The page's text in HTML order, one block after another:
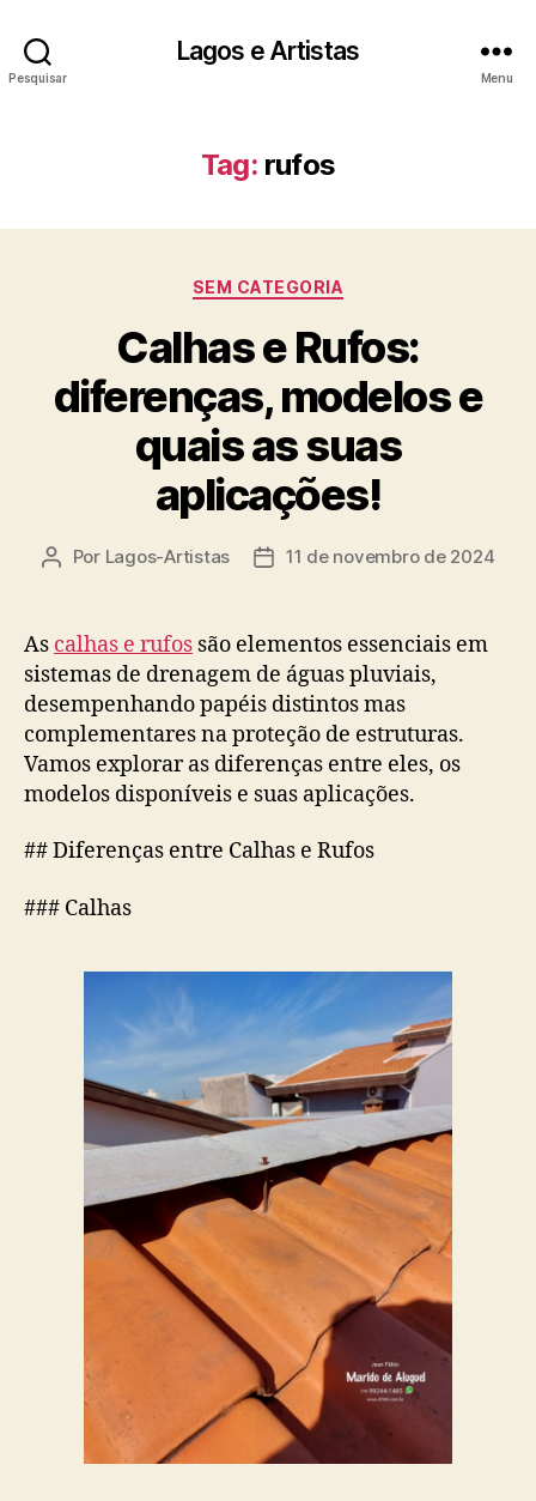
Pesquisar
Lagos e Artistas
Menu
Tag: rufos
Categorias
SEM CATEGORIA
Calhas e Rufos:
diferenças, modelos e
quais as suas
aplicações!
Autor
Por Lagos-Artistas
Data11 de novembro de 2024
As calhas e rufos são elementos essenciais em
sistemas de drenagem de águas pluviais,
desempenhando papéis distintos mas
complementares na proteção de estruturas.
Vamos explorar as diferenças entre eles, os
modelos disponíveis e suas aplicações.
## Diferenças entre Calhas e Rufos
### Calhas